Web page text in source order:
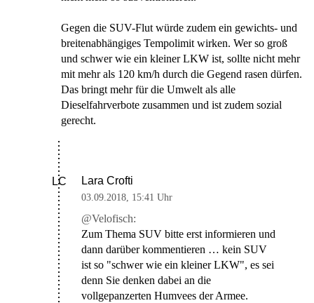
Gegen die SUV-Flut würde zudem ein gewichts- und
breitenabhängiges Tempolimit wirken. Wer so groß
und schwer wie ein kleiner LKW ist, sollte nicht mehr
mit mehr als 120 km/h durch die Gegend rasen dürfen.
Das bringt mehr für die Umwelt als alle
Dieselfahrverbote zusammen und ist zudem sozial
gerecht.
LC Lara Crofti
03.09.2018, 15:41 Uhr
@Velofisch:
Zum Thema SUV bitte erst informieren und
dann darüber kommentieren … kein SUV
ist so "schwer wie ein kleiner LKW", es sei
denn Sie denken dabei an die
vollgepanzerten Humvees der Armee.